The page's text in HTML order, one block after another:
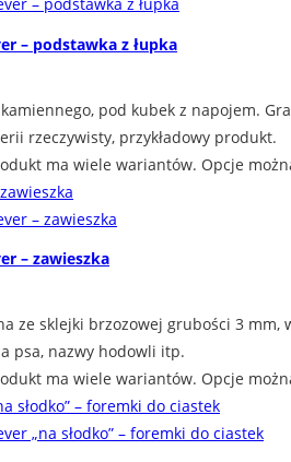
– podstawka z łupka
kamiennego, pod kubek z napojem.
rzeczywisty, przykładowy produkt.
ma wiele wariantów. Opcje
– zawieszka
ze sklejki brzozowej grubości 3
psa, nazwy hodowli itp.
ma wiele wariantów. Opcje